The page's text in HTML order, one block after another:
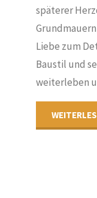
späterer
Liebe zum
Baustil und
weiterleben